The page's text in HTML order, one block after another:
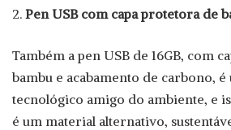
Pen USB com capa protetora de
Também a pen USB de 16GB, com
bambu e acabamento de carbono,
tecnológico amigo do ambiente, e
é um material alternativo,